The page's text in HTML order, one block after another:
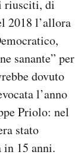
riusciti, di
2018 l’allora
sanante” per
dovuto
l’anno
Priolo: nel
stato
in 15 anni.